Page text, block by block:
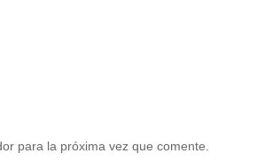
para la próxima vez que comente.